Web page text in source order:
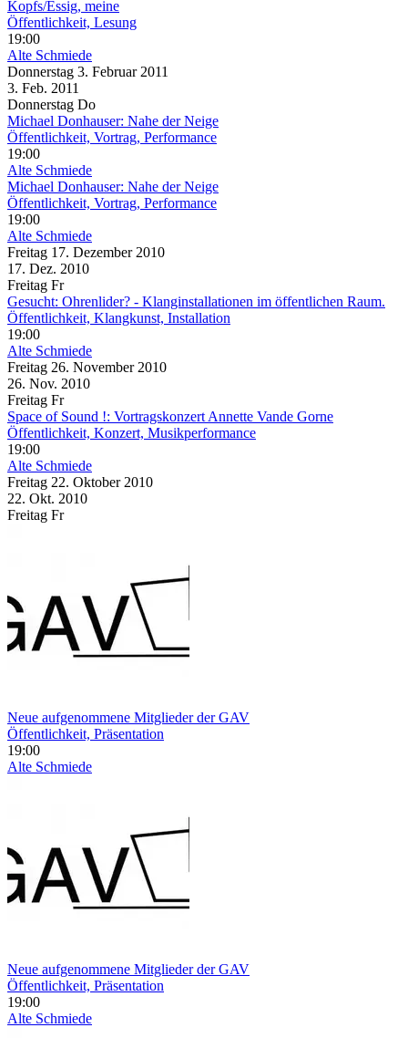
Kopfs/Essig, meine
Öffentlichkeit, Lesung
19:00
Alte Schmiede
Donnerstag 3. Februar 2011
3. Feb. 2011
Donnerstag Do
Michael Donhauser: Nahe der Neige
Öffentlichkeit, Vortrag, Performance
19:00
Alte Schmiede
Michael Donhauser: Nahe der Neige
Öffentlichkeit, Vortrag, Performance
19:00
Alte Schmiede
Freitag 17. Dezember 2010
17. Dez. 2010
Freitag Fr
Gesucht: Ohrenlider? - Klanginstallationen im öffentlichen Raum.
Öffentlichkeit, Klangkunst, Installation
19:00
Alte Schmiede
Freitag 26. November 2010
26. Nov. 2010
Freitag Fr
Space of Sound !: Vortragskonzert Annette Vande Gorne
Öffentlichkeit, Konzert, Musikperformance
19:00
Alte Schmiede
Freitag 22. Oktober 2010
22. Okt. 2010
Freitag Fr
Neue aufgenommene Mitglieder der GAV
Öffentlichkeit, Präsentation
19:00
Alte Schmiede
Neue aufgenommene Mitglieder der GAV
Öffentlichkeit, Präsentation
19:00
Alte Schmiede